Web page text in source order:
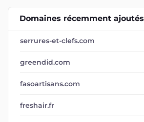
Domaines récemment ajoutés
serrures-et-clefs.com
greendid.com
fasoartisans.com
freshair.fr